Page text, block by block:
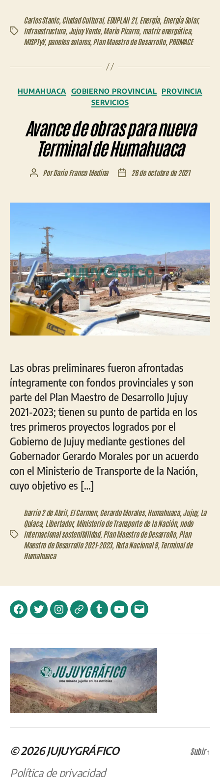
Etiquetas
Carlos Stanic, Ciudad Cultural, EDUPLAN 21, Energía, Energía Solar,
Infraestructura, Jujuy Verde, Mario Pizarro, matriz energética,
MISPTyV, paneles solares, Plan Maestro de Desarrollo, PROMACE
Categorías
HUMAHUACA GOBIERNO PROVINCIAL
PROVINCIA
SERVICIOS
Avance de obras para nueva
Terminal de Humahuaca
Autor
entrada
PorDarío Franco Medina
Fecha
entrada
26 de octubre de 2021
Las obras preliminares fueron afrontadas
íntegramente con fondos provinciales y son
parte del Plan Maestro de Desarrollo Jujuy
2021-2023; tienen su punto de partida en los
tres primeros proyectos logrados por el
Gobierno de Jujuy mediante gestiones del
Gobernador Gerardo Morales por un acuerdo
con el Ministerio de Transporte de la Nación,
cuyo objetivo es […]
Etiquetas
barrio 2 de Abril, El Carmen, Gerardo Morales, Humahuaca, Jujuy, La
Quiaca, Libertador,Ministerio de Transporte de la Nación, nodo
internacional sostenibilidad, Plan Maestro de Desarrollo, Plan
Maestro de Desarrollo 2021-2023, Ruta Nacional 9, Terminal de
Humahuaca
FacebookTwitterInstagramTelegramTumblrYouTubeCorreo
© 2026JUJUYGRÁFICO
Política de privacidad
Subir↑